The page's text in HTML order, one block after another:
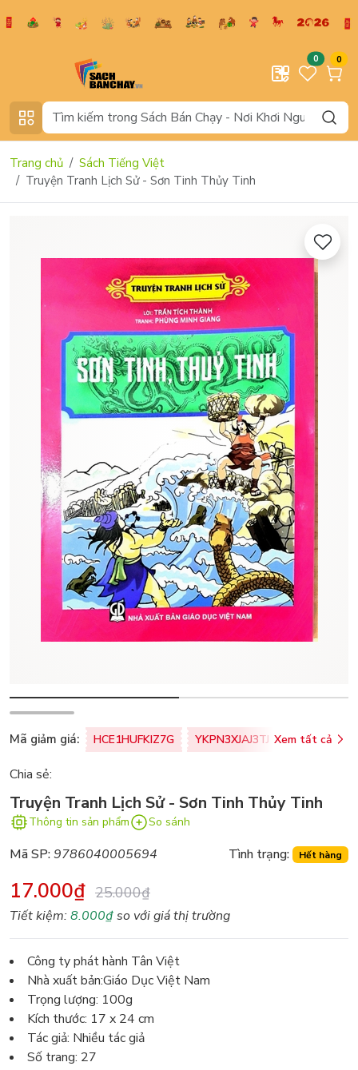
0 0
Trang chủ
Sách Tiếng Việt
Truyện Tranh Lịch Sử - Sơn Tinh Thủy Tinh
Mã giảm giá: HCE1HUFKIZ7G YKPN3XJAJ3TJ Xem tất cả
Chia sẻ:
Truyện Tranh Lịch Sử - Sơn Tinh Thủy Tinh
Thông tin sản phẩm So sánh
Mã SP:9786040005694 Tình trạng: Hết hàng
17.000₫ 25.000₫
Tiết kiệm:8.000₫so với giá thị trường
Công ty phát hành Tân Việt
Nhà xuất bản:Giáo Dục Việt Nam
Trọng lượng: 100g
Kích thước: 17 x 24 cm
Tác giả: Nhiều tác giả
Số trang: 27